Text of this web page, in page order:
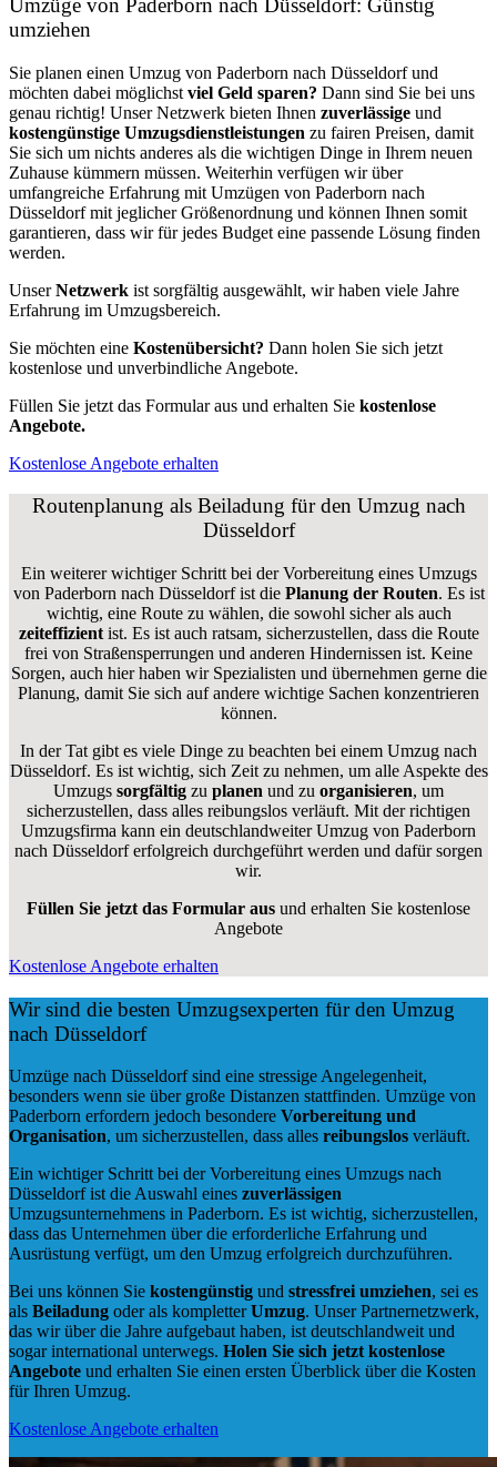
Umzüge von Paderborn nach Düsseldorf: Günstig
umziehen
Sie planen einen Umzug von Paderborn nach Düsseldorf und
möchten dabei möglichst viel Geld sparen? Dann sind Sie bei uns
genau richtig! Unser Netzwerk bieten Ihnen zuverlässige und
kostengünstige Umzugsdienstleistungen zu fairen Preisen, damit
Sie sich um nichts anderes als die wichtigen Dinge in Ihrem neuen
Zuhause kümmern müssen. Weiterhin verfügen wir über
umfangreiche Erfahrung mit Umzügen von Paderborn nach
Düsseldorf mit jeglicher Größenordnung und können Ihnen somit
garantieren, dass wir für jedes Budget eine passende Lösung finden
werden.
UnserNetzwerk ist sorgfältig ausgewählt, wir haben viele Jahre
Erfahrung im Umzugsbereich.
Sie möchten eine Kostenübersicht? Dann holen Sie sich jetzt
kostenlose und unverbindliche Angebote.
Füllen Sie jetzt das Formular aus und erhalten Sie kostenlose
Angebote.
Kostenlose Angebote erhalten
Routenplanung als Beiladung für den Umzug nach
Düsseldorf
Ein weiterer wichtiger Schritt bei der Vorbereitung eines Umzugs
von Paderborn nach Düsseldorf ist diePlanung der Routen. Es ist
wichtig, eine Route zu wählen, die sowohl sicher als auch
zeiteffizientist. Es ist auch ratsam, sicherzustellen, dass die Route
frei von Straßensperrungen und anderen Hindernissen ist. Keine
Sorgen, auch hier haben wir Spezialisten und übernehmen gerne die
Planung, damit Sie sich auf andere wichtige Sachen konzentrieren
können.
In der Tat gibt es viele Dinge zu beachten bei einem Umzug nach
Düsseldorf. Es ist wichtig, sich Zeit zu nehmen, um alle Aspekte des
Umzugs sorgfältig zu planen und zu organisieren, um
sicherzustellen, dass alles reibungslos verläuft. Mit der richtigen
Umzugsfirma kann ein deutschlandweiter Umzug von Paderborn
nach Düsseldorf erfolgreich durchgeführt werden und dafür sorgen
wir.
Füllen Sie jetzt das Formular aus und erhalten Sie kostenlose
Angebote
Kostenlose Angebote erhalten
Wir sind die besten Umzugsexperten für den Umzug
nach Düsseldorf
Umzüge nach Düsseldorf sind eine stressige Angelegenheit,
besonders wenn sie über große Distanzen stattfinden. Umzüge von
Paderborn erfordern jedoch besondere Vorbereitung und
Organisation, um sicherzustellen, dass alles reibungslos verläuft.
Ein wichtiger Schritt bei der Vorbereitung eines Umzugs nach
Düsseldorf ist die Auswahl eines zuverlässigen
Umzugsunternehmens in Paderborn. Es ist wichtig, sicherzustellen,
dass das Unternehmen über die erforderliche Erfahrung und
Ausrüstung verfügt, um den Umzug erfolgreich durchzuführen.
Bei uns können Sie kostengünstig und stressfrei umziehen, sei es
als Beiladung oder als kompletterUmzug. Unser Partnernetzwerk,
das wir über die Jahre aufgebaut haben, ist deutschlandweit und
sogar international unterwegs. Holen Sie sich jetzt kostenlose
Angebote und erhalten Sie einen ersten Überblick über die Kosten
für Ihren Umzug.
Kostenlose Angebote erhalten